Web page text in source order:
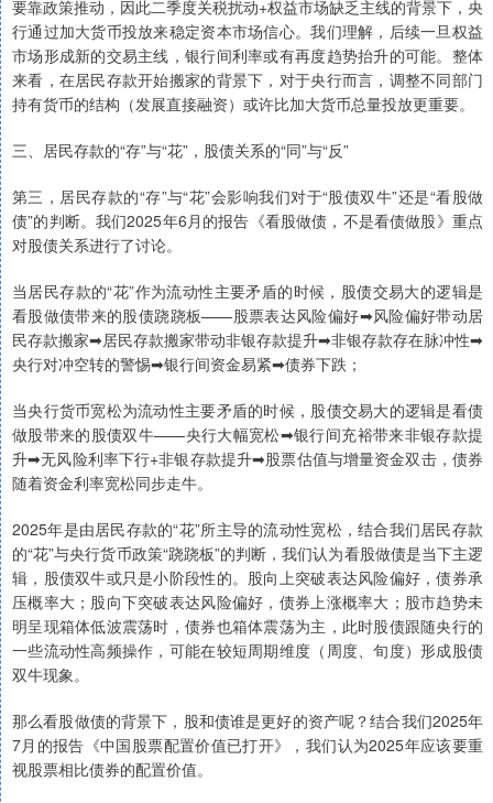
要靠政策推动，因此二季度关税扰动+权益市场缺乏主线的背景下，央
行通过加大货币投放来稳定资本市场信心。我们理解，后续一旦权益
市场形成新的交易主线，银行间利率或有再度趋势抬升的可能。整体
来看，在居民存款开始搬家的背景下，对于央行而言，调整不同部门
持有货币的结构（发展直接融资）或许比加大货币总量投放更重要。
三、居民存款的“存”与“花”，股债关系的“同”与“反”
第三，居民存款的“存”与“花”会影响我们对于“股债双牛”还是“看股做
债”的判断。我们2025年6月的报告《看股做债，不是看债做股》重点
对股债关系进行了讨论。
当居民存款的“花”作为流动性主要矛盾的时候，股债交易大的逻辑是
看股做债带来的股债跷跷板——股票表达风险偏好➡风险偏好带动居
民存款搬家➡居民存款搬家带动非银存款提升➡非银存款存在脉冲性➡
央行对冲空转的警惕➡银行间资金易紧➡债券下跌；
当央行货币宽松为流动性主要矛盾的时候，股债交易大的逻辑是看债
做股带来的股债双牛——央行大幅宽松➡银行间充裕带来非银存款提
升➡无风险利率下行+非银存款提升➡股票估值与增量资金双击，债券
随着资金利率宽松同步走牛。
2025年是由居民存款的“花”所主导的流动性宽松，结合我们居民存款
的“花”与央行货币政策“跷跷板”的判断，我们认为看股做债是当下主逻
辑，股债双牛或只是小阶段性的。股向上突破表达风险偏好，债券承
压概率大；股向下突破表达风险偏好，债券上涨概率大；股市趋势未
明呈现箱体低波震荡时，债券也箱体震荡为主，此时股债跟随央行的
一些流动性高频操作，可能在较短周期维度（周度、旬度）形成股债
双牛现象。
那么看股做债的背景下，股和债谁是更好的资产呢？结合我们2025年
7月的报告《中国股票配置价值已打开》，我们认为2025年应该要重
视股票相比债券的配置价值。